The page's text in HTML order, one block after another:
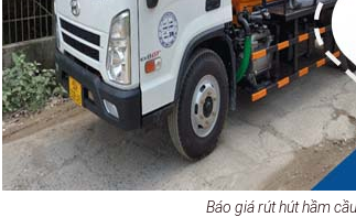
Báo giá rút hút hầm